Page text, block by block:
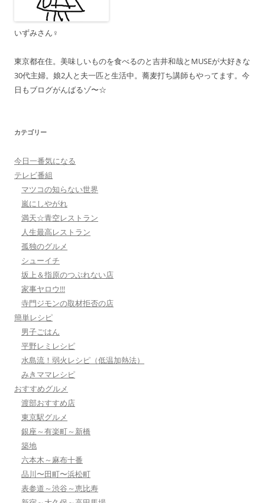
いずみさん♀
東京都在住。美味しいものを食べるのと吉井和哉とMUSEが大好きな
30代主婦。娘2人と夫一匹と生活中。蕎麦打ち講師もやってます。今
日もブログがんばるゾ〜☆
カテゴリー
今日一番気になる
テレビ番組
マツコの知らない世界
嵐にしやがれ
満天☆青空レストラン
人生最高レストラン
孤独のグルメ
シューイチ
坂上＆指原のつぶれない店
家事ヤロウ!!!
寺門ジモンの取材拒否の店
簡単レシピ
男子ごはん
平野レミレシピ
水島流！弱火レシピ（低温加熱法）
みきママレシピ
おすすめグルメ
渡部おすすめ店
東京駅グルメ
銀座～有楽町～新橋
築地
六本木～麻布十番
品川〜田町〜浜松町
表参道～渋谷～恵比寿